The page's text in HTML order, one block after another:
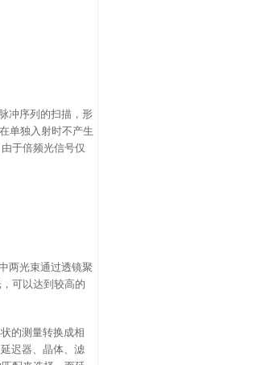
冲序列的扫描，形
单独入射时不产生
于倍频光信号仅
两光束通过透镜聚
可以达到较高的
的测量转换成相
迟器、晶体、滤